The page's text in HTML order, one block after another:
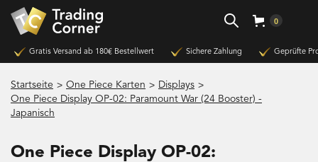
0
Gratis Versand ab 180€ Bestellwert Sichere Zahlung Geprüfte
Startseite > One Piece Karten > Displays >
One Piece Display OP-02: Paramount War (24 Booster) -
Japanisch
One Piece Display OP-02: